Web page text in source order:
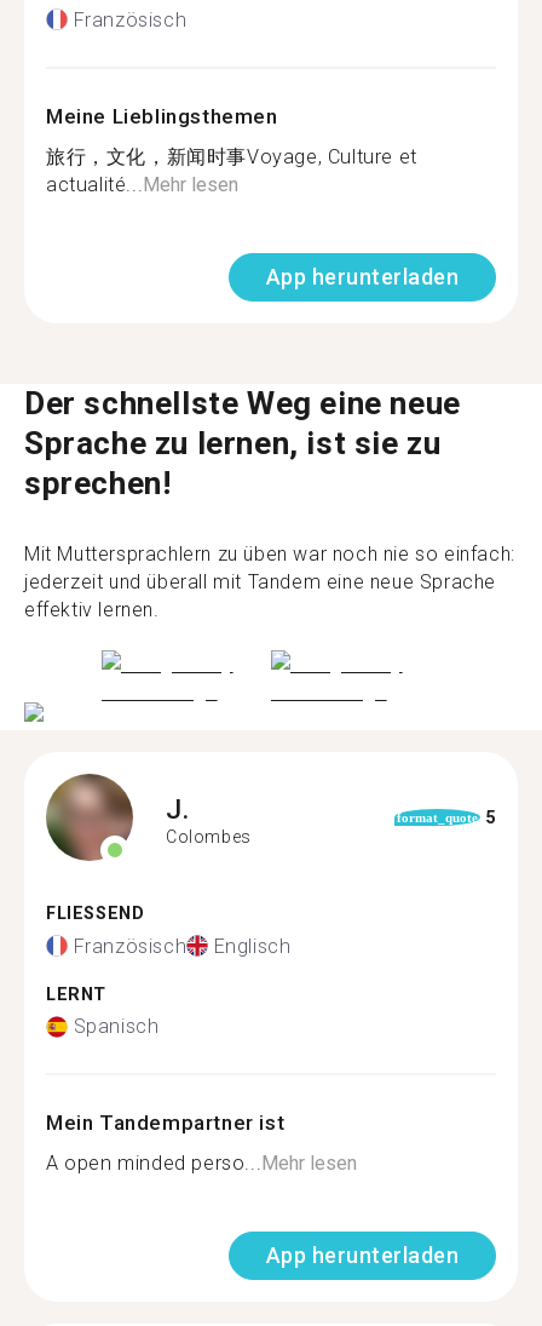
Französisch
Meine Lieblingsthemen
旅行，文化，新闻时事Voyage, Culture et
actualité... Mehr lesen
App herunterladen
Der schnellste Weg eine neue
Sprache zu lernen, ist sie zu
sprechen!
Mit Muttersprachlern zu üben war noch nie so einfach:
jederzeit und überall mit Tandem eine neue Sprache
effektiv lernen.
J.
Colombes
format_quote 5
FLIESSEND
Französisch Englisch
LERNT
Spanisch
Mein Tandempartner ist
A open minded perso...Mehr lesen
App herunterladen